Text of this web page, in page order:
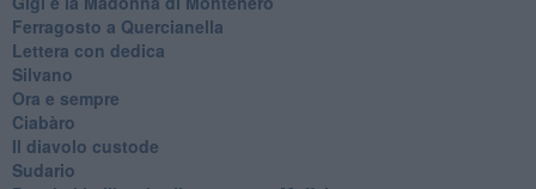
Ferragosto a Quercianella
Lettera con dedica
Silvano
Ora e sempre
Ciabàro
Il diavolo custode
Sudario